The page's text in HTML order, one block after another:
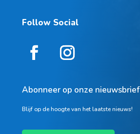
Follow Social
Abonneer op onze nieuwsbrief
Blijf op de hoogte van het laatste nieuws!